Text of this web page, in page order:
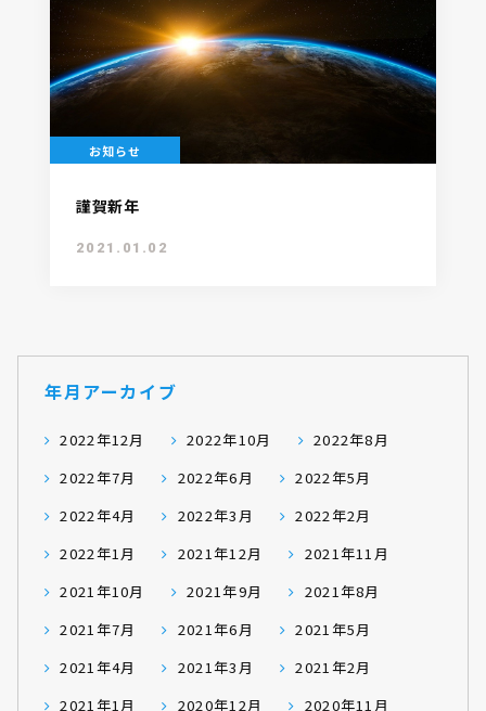
お知らせ
謹賀新年
2021.01.02
年月アーカイブ
2022年12月 2022年10月
2022年8月
2022年7月
2022年6月
2022年5月
2022年4月
2022年3月
2022年2月
2022年1月
2021年12月
2021年11月
2021年10月
2021年9月
2021年8月
2021年7月
2021年6月
2021年5月
2021年4月
2021年3月
2021年2月
2021年1月
2020年12月
2020年11月